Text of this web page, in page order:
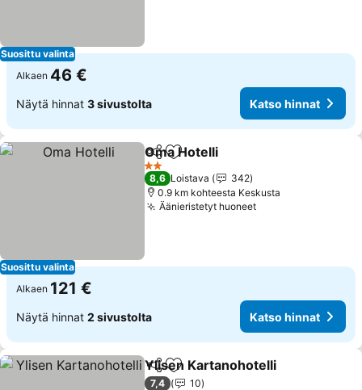
Suosittu valinta
Alkaen 46 €
Näytä hinnat 3 sivustolta Katso hinnat
Suosittu valinta
Jaa Lisää suosikkeihin
Oma Hotelli
2 Tähtiluokitus
8,6 Loistava
342
0.9 km kohteesta Keskusta
Äänieristetyt huoneetKatso hinnat
Alkaen 121 €
Näytä hinnat 2 sivustolta Katso hinnat
Jaa Lisää suosikkeihin
Ylisen Kartanohotelli
7,4
10